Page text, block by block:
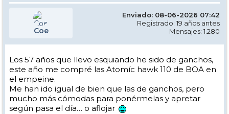
Coe
Enviado: 08-06-2026 07:42
Registrado: 19 años antes
Mensajes: 1.280
Los 57 años que llevo esquiando he sido de ganchos,
este año me compré las Atomíc hawk 110 de BOA en
el empeine.
Me han ido igual de bien que las de ganchos, pero
mucho más cómodas para ponérmelas y apretar
según pasa el día… o aflojar